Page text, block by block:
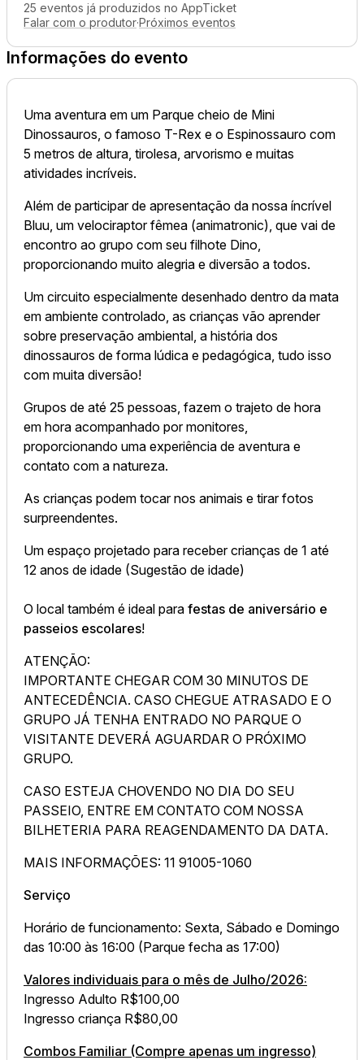
25 eventos já produzidos no AppTicket
Falar com o produtor·Próximos eventos
Informações do evento
Uma aventura em um Parque cheio de Mini
Dinossauros, o famoso T-Rex e o Espinossauro com
5 metros de altura, tirolesa, arvorismo e muitas
atividades incríveis.
Além de participar de apresentação da nossa íncrível
Bluu, um velociraptor fêmea (animatronic), que vai de
encontro ao grupo com seu filhote Dino,
proporcionando muito alegria e diversão a todos.
Um circuito especialmente desenhado dentro da mata
em ambiente controlado, as crianças vão aprender
sobre preservação ambiental, a história dos
dinossauros de forma lúdica e pedagógica, tudo isso
com muita diversão!
Grupos de até 25 pessoas, fazem o trajeto de hora
em hora acompanhado por monitores,
proporcionando uma experiência de aventura e
contato com a natureza.
As crianças podem tocar nos animais e tirar fotos
surpreendentes.
Um espaço projetado para receber crianças de 1 até
12 anos de idade (Sugestão de idade)
O local também é ideal para festas de aniversário e
passeios escolares!
ATENÇÃO:
IMPORTANTE CHEGAR COM 30 MINUTOS DE
ANTECEDÊNCIA. CASO CHEGUE ATRASADO E O
GRUPO JÁ TENHA ENTRADO NO PARQUE O
VISITANTE DEVERÁ AGUARDAR O PRÓXIMO
GRUPO.
CASO ESTEJA CHOVENDO NO DIA DO SEU
PASSEIO, ENTRE EM CONTATO COM NOSSA
BILHETERIA PARA REAGENDAMENTO DA DATA.
MAIS INFORMAÇÕES: 11 91005-1060
Serviço
Horário de funcionamento: Sexta, Sábado e Domingo
das 10:00 às 16:00 (Parque fecha as 17:00)
Valores individuais para o mês de Julho/2026:
Ingresso Adulto R$100,00
Ingresso criança R$80,00
Combos Familiar (Compre apenas um ingresso)